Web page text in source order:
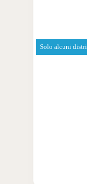
Solo alcuni